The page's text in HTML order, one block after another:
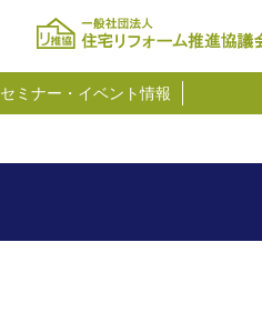
セミナー・イベント情報